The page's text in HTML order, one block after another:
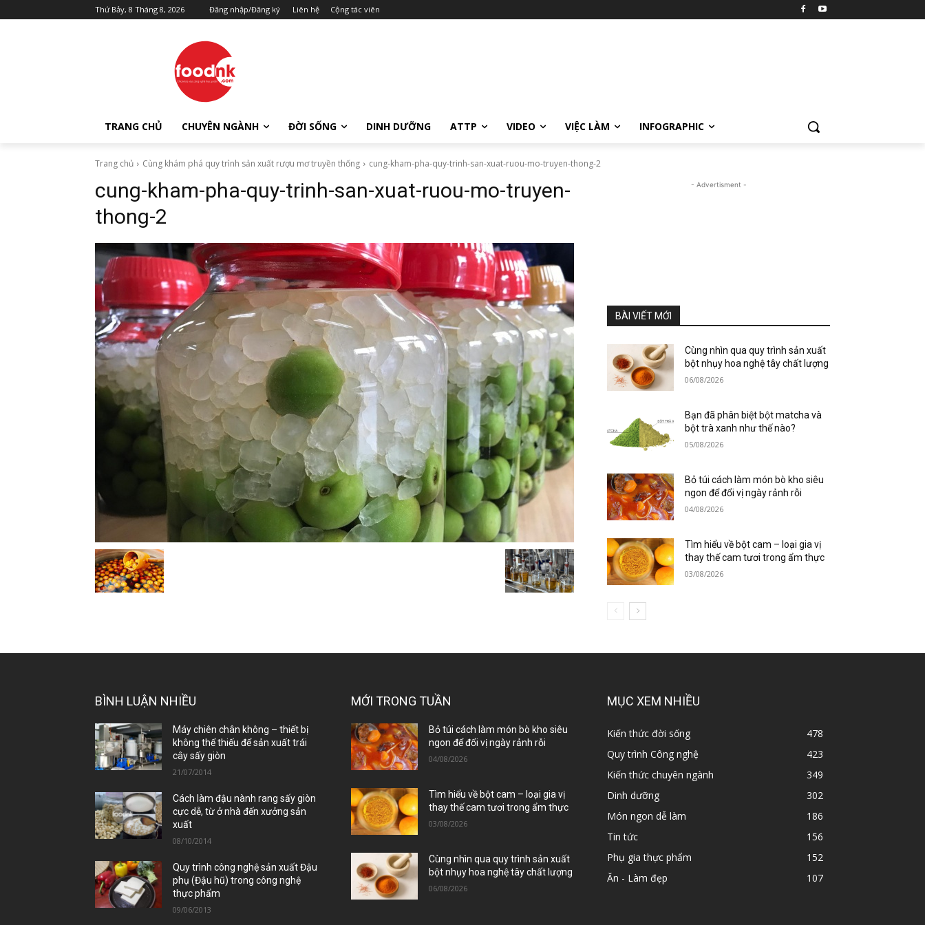
Thứ Bảy, 8 Tháng 8, 2026 Đăng nhập/Đăng ký Liên hệ Cộng tác viên
TRANG CHỦ CHUYÊN NGÀNH ĐỜI SỐNG DINH DƯỠNG ATTP VIDEO VIỆC LÀM INFOGRAPHIC
Trang chủ Cùng khám phá quy trình sản xuất rượu mơ truyền thống cung-kham-pha-quy-trinh-san-xuat-ruou-mo-truyen-thong-2
cung-kham-pha-quy-trinh-san-xuat-ruou-mo-truyen-
thong-2
- Advertisment -
BÀI VIẾT MỚI
Cùng nhìn qua quy trình sản xuất
bột nhụy hoa nghệ tây chất lượng
06/08/2026
Bạn đã phân biệt bột matcha và
bột trà xanh như thế nào?
05/08/2026
Bỏ túi cách làm món bò kho siêu
ngon để đổi vị ngày rảnh rỗi
04/08/2026
Tìm hiểu về bột cam – loại gia vị
thay thế cam tươi trong ẩm thực
03/08/2026
BÌNH LUẬN NHIỀU
Máy chiên chân không – thiết bị
không thể thiếu để sản xuất trái
cây sấy giòn
21/07/2014
Cách làm đậu nành rang sấy giòn
cực dễ, từ ở nhà đến xưởng sản
xuất
08/10/2014
Quy trình công nghệ sản xuất Đậu
phụ (Đậu hũ) trong công nghệ
thực phẩm
09/06/2013
MỚI TRONG TUẦN
Bỏ túi cách làm món bò kho siêu
ngon để đổi vị ngày rảnh rỗi
04/08/2026
Tìm hiểu về bột cam – loại gia vị
thay thế cam tươi trong ẩm thực
03/08/2026
Cùng nhìn qua quy trình sản xuất
bột nhụy hoa nghệ tây chất lượng
06/08/2026
MỤC XEM NHIỀU
Kiến thức đời sống
478
Quy trình Công nghệ
423
Kiến thức chuyên ngành
349
Dinh dưỡng
302
Món ngon dễ làm
186
Tin tức
156
Phụ gia thực phẩm
152
Ăn - Làm đẹp
107